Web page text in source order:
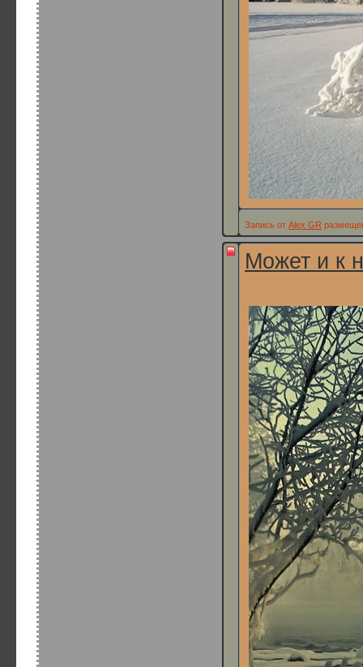
Запись от Alex GR
Может и к